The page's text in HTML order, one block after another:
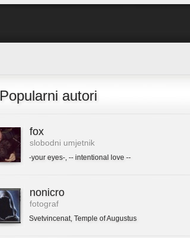
Popularni autori
fox
slobodni umjetnik
-your eyes-, -- intentional love --
nonicro
fotograf
Svetvincenat, Temple of Augustus